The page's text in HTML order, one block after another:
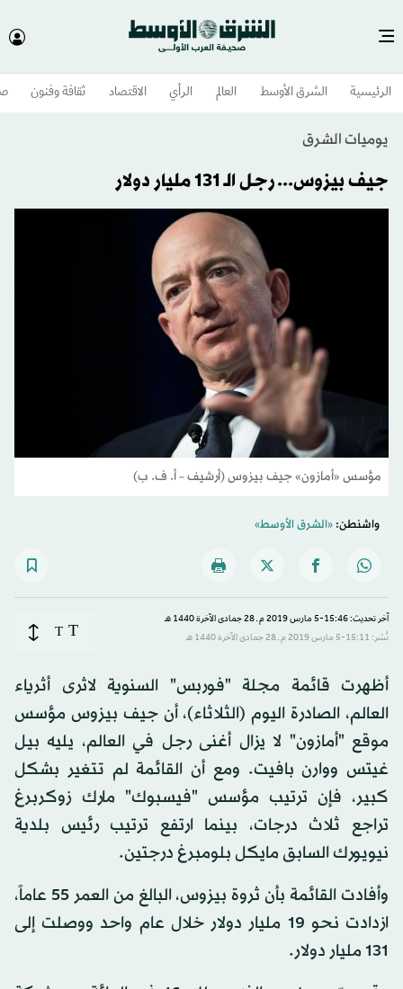
الرئيسية الشرق الأوسط​ العالم الرأي الاقتصاد ثقافة وفنون
يوميات الشرق
جيف بيزوس... رجل الـ 131 مليار دولار
مؤسس «أمازون» جيف بيزوس (أرشيف – أ. ف. ب)
واشنطن:«الشرق الأوسط»
آخر تحديث: 15:46-5 مارس 2019 م ـ 28 جمادى الآخرة 1440 هـ
نُشر: 15:11-5 مارس 2019 م ـ 28 جمادى الآخرة 1440 هـ
T
T
أظهرت قائمة مجلة "فوربس" السنوية لاثرى أثرياء
العالم، الصادرة اليوم (الثلاثاء)، أن جيف بيزوس مؤسس
موقع "أمازون" لا يزال أغنى رجل في العالم، يليه بيل
غيتس ووارن بافيت. ومع أن القائمة لم تتغير بشكل
كبير، فإن ترتيب مؤسس "فيسبوك" مارك زوكربرغ
تراجع ثلاث درجات، بينما ارتفع ترتيب رئيس بلدية
نيويورك السابق مايكل بلومبرغ درجتين.
وأفادت القائمة بأن ثروة بيزوس، البالغ من العمر 55 عاماً،
ازدادت نحو 19 مليار دولار خلال عام واحد ووصلت إلى
131 مليار دولار.